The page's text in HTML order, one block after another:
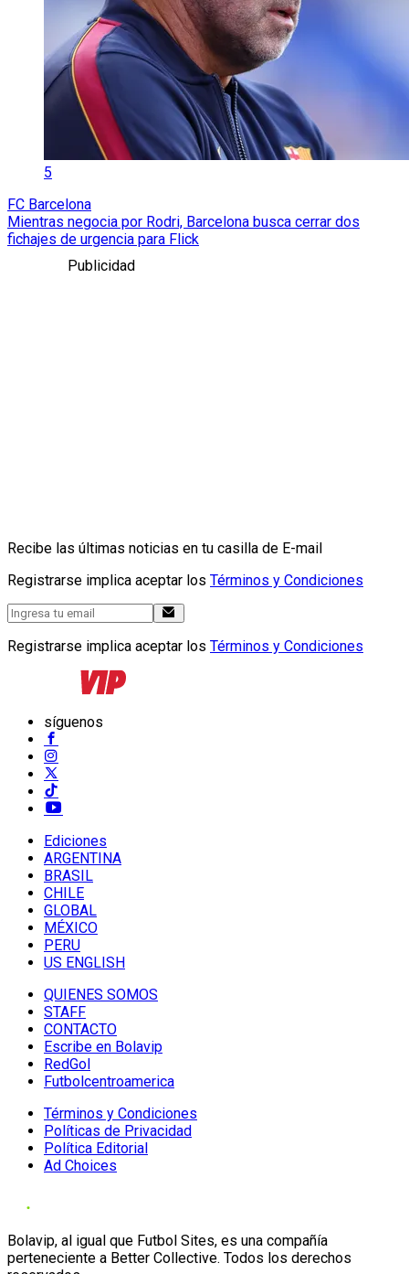
5
FC Barcelona
Mientras negocia por Rodri, Barcelona busca cerrar dos
fichajes de urgencia para Flick
Publicidad
Recibe las últimas noticias en tu casilla de E-mail
Registrarse implica aceptar los Términos y Condiciones
Registrarse implica aceptar los Términos y Condiciones
síguenos
Ediciones
ARGENTINA
BRASIL
CHILE
GLOBAL
MÉXICO
PERU
US ENGLISH
QUIENES SOMOS
STAFF
CONTACTO
Escribe en Bolavip
RedGol
Futbolcentroamerica
Términos y Condiciones
Políticas de Privacidad
Política Editorial
Ad Choices
Bolavip, al igual que Futbol Sites, es una compañía
perteneciente a Better Collective. Todos los derechos